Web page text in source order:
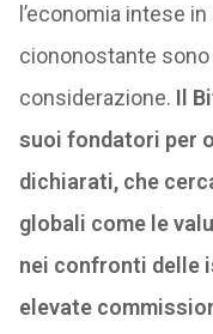
l’economia intese
ciononostante
considerazione. Il
suoi fondatori per
dichiarati, che
globali come le
nei confronti delle
elevate